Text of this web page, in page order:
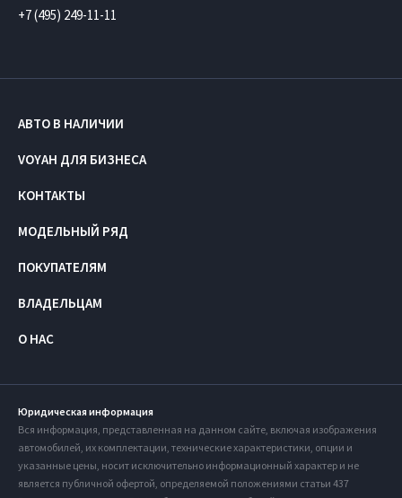
+7 (495) 249-11-11
АВТО В НАЛИЧИИ
VOYAH ДЛЯ БИЗНЕСА
КОНТАКТЫ
МОДЕЛЬНЫЙ РЯД
ПОКУПАТЕЛЯМ
ВЛАДЕЛЬЦАМ
О НАС
Юридическая информация
Вся информация, представленная на данном сайте, включая изображения
автомобилей, их комплектации, технические характеристики, опции и
указанные цены, носит исключительно информационный характер и не
является публичной офертой, определяемой положениями статьи 437